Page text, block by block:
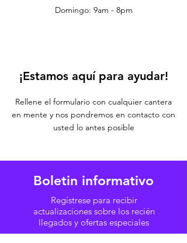
Domingo: 9am - 8pm
¡Estamos aquí para ayudar!
Rellene el formulario con cualquier cantera
en mente y nos pondremos en contacto con
usted lo antes posible
Boletin informativo
Regístrese para recibir
actualizaciones sobre los recién
llegados y ofertas especiales